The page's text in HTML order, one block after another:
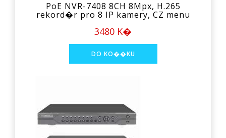
PoE NVR-7408 8CH 8Mpx, H.265
rekord�r pro 8 IP kamery, CZ menu
3480 K�